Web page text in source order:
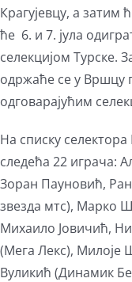
Крагујевцу, а затим
ће 6. и 7. јула
селекцијом Турске.
одржаће се у Вршцу
одговарајућим
На списку
следећa 22 играча:
Зоран Пауновић,
звезда мтс), Марко
Михаило Јовичић,
(Мега Лекс), Милоје
Вуликић (Динамик